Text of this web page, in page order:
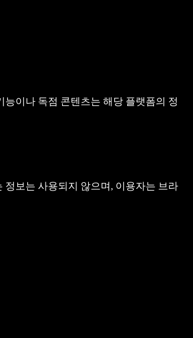
이나 독점 콘텐츠는 해당 플랫폼의 정
보는 사용되지 않으며, 이용자는 브라